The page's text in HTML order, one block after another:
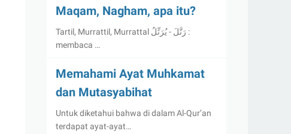
Maqam, Nagham, apa itu?
Tartil, Murrattil, Murrattal رَتَّلَ - يُرَتِّلُ :
membaca …
Memahami Ayat Muhkamat
dan Mutasyabihat
Untuk diketahui bahwa di dalam Al-Qur’an
terdapat ayat-ayat…